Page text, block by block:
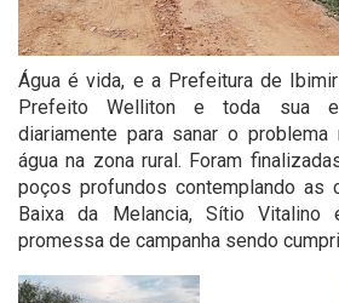
Água é vida, e a Prefeitura de
Prefeito Welliton e toda sua
diariamente para sanar o
água na zona rural. Foram
poços profundos contemplando as
Baixa da Melancia, Sítio Vitalino
promessa de campanha sendo